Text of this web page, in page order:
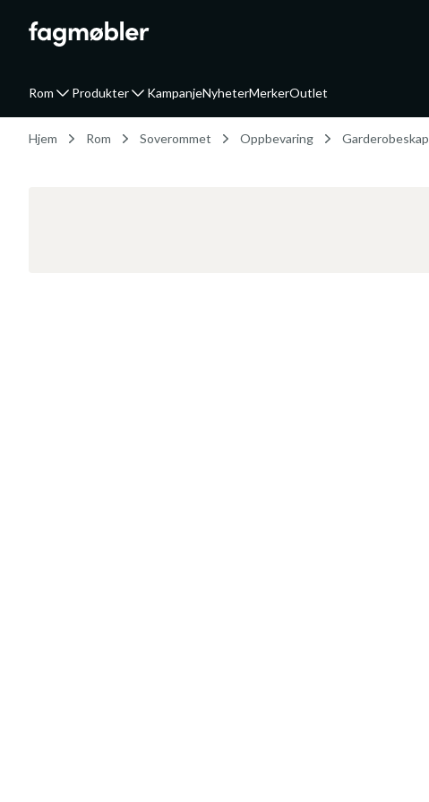
Rom Produkter KampanjeNyheterMerkerOutlet
Hjem Rom Soverommet Oppbevaring Garderobeskap